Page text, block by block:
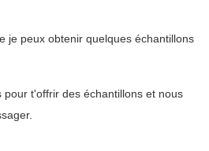
je peux obtenir quelques échantillons
pour t'offrir des échantillons et nous